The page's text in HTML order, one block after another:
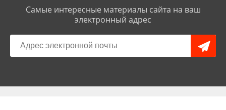
Самые интересные материалы сайта на ваш
электронный адрес